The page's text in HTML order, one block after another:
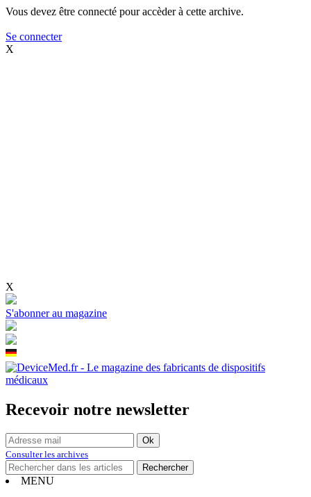
Vous devez être connecté pour accèder à cette archive.
Se connecter
X
X
S'abonner au magazine
Recevoir notre newsletter
Consulter les archives
MENU